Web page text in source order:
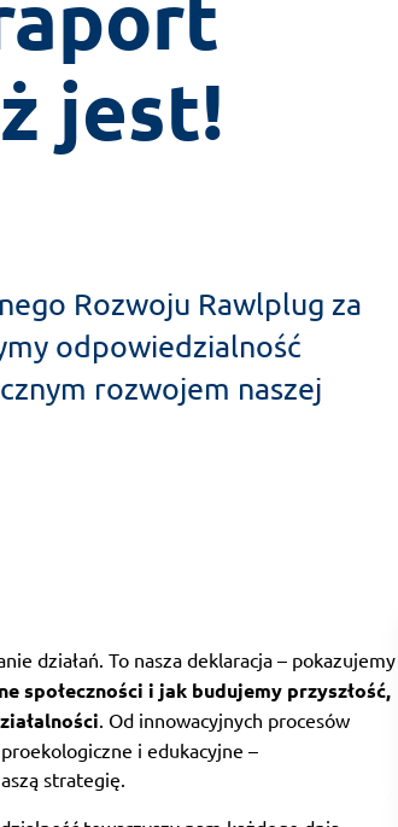
jest!
Rozwoju Rawlplug za
odpowiedzialność
rozwojem naszej
działań. To nasza deklaracja – pokazujemy
społeczności i jak budujemy przyszłość,
. Od innowacyjnych procesów
i edukacyjne –
strategię.